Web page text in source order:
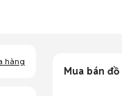
hàng
Mua bán